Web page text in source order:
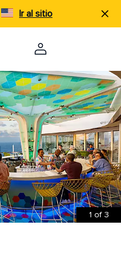
Ir al sitio
1 of 3